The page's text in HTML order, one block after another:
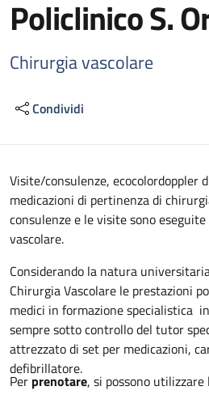
Policlinico S.
Chirurgia vascolare
Condividi
Descrizione
Visite/consulenze, ecocolordoppler
medicazioni di pertinenza di
consulenze e le visite sono
vascolare.
Considerando la natura
Chirurgia Vascolare le prestazioni
medici in formazione specialistica
sempre sotto controllo del tutor
attrezzato di set per medicazioni,
defibrillatore.
Per prenotare, si possono